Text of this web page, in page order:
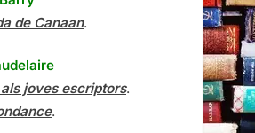
de Canaan.
joves escriptors.
.